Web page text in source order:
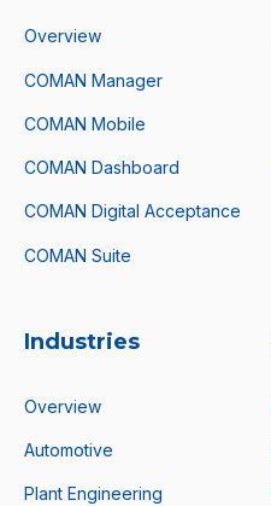
Overview
COMAN Manager
COMAN Mobile
COMAN Dashboard
COMAN Digital Acceptance
COMAN Suite
Industries
Overview
Automotive
Plant Engineering